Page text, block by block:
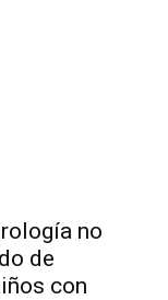
no
de
con